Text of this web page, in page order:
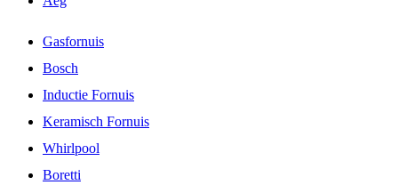
Gasfornuis
Bosch
Inductie Fornuis
Keramisch Fornuis
Whirlpool
Boretti